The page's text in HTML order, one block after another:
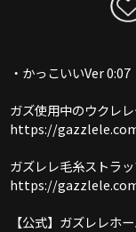
・かっこいいVer 0:07
ガズ使用中のウクレレ
https://
ガズレレ毛糸ストラ
https://
【公式】ガズレレ